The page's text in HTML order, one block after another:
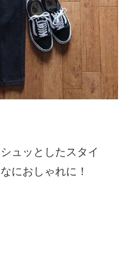
ュッとしたスタイ
におしゃれに！